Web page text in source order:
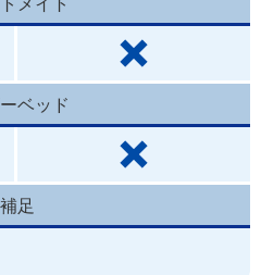
ベッド
補足